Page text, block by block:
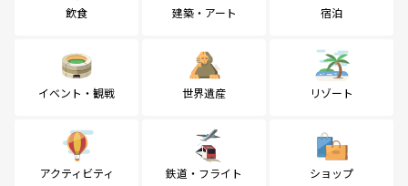
飲食 建築・アート 宿泊
イベント・観戦 世界遺産 リゾート
アクティビティ 鉄道・フライト ショップ